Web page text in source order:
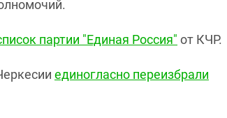
партии "Единая Россия" от КЧР.
единогласно переизбрали